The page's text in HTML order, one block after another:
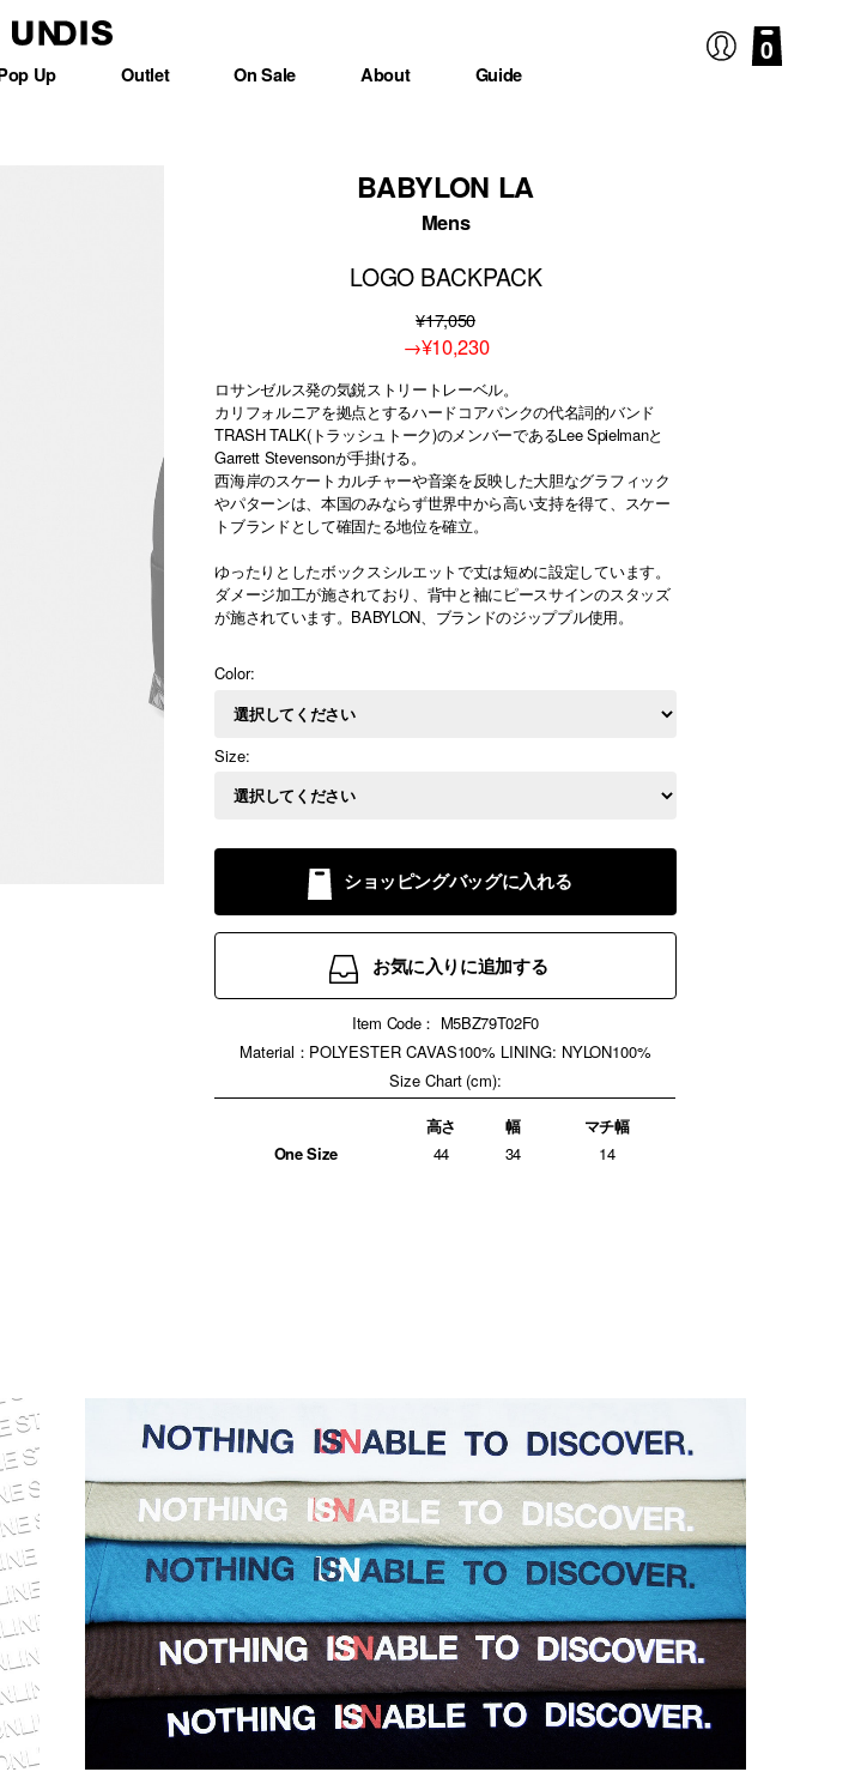
Up Outlet On Sale About Guide
0
BABYLON LA
Mens
LOGO BACKPACK
¥17,050
→¥10,230
ロサンゼルス発の気鋭ストリートレーベル。
カリフォルニアを拠点とするハードコアパンクの代名詞的バンド
TRASH TALK(トラッシュトーク)のメンバーであるLee Spielmanと
Garrett Stevensonが手掛ける。
西海岸のスケートカルチャーや音楽を反映した大胆なグラフィック
やパターンは、本国のみならず世界中から高い支持を得て、スケー
トブランドとして確固たる地位を確立。
ゆったりとしたボックスシルエットで丈は短めに設定しています。
ダメージ加工が施されており、背中と袖にピースサインのスタッズ
が施されています。BABYLON、ブランドのジッププル使用。
Color:
Size:
ショッピングバッグに入れる
お気に入りに追加する
Item Code： M5BZ79T02F0
Material：POLYESTER CAVAS100% LINING: NYLON100%
Size Chart (cm):
高さ
幅
マチ幅
One Size
44 34 14